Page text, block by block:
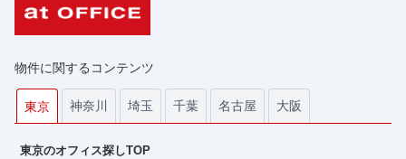
物件に関するコンテンツ
東京 神奈川 埼玉 千葉 名古屋 大阪
東京のオフィス探しTOP